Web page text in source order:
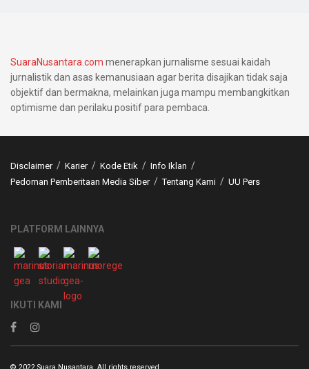
SuaraNusantara.com menerapkan jurnalisme sesuai kaidah
jurnalistik dan asas kemanusiaan agar berita disajikan tidak saja
objektif dan bermakna, melainkan juga mampu membangkitkan
optimisme dan perilaku positif para pembaca.
Disclaimer Karier Kode Etik
Info Iklan
Pedoman Pemberitaan Media Siber
Tentang Kami UU Pers
PLATFORM LAINNYA
IKUTI KAMI